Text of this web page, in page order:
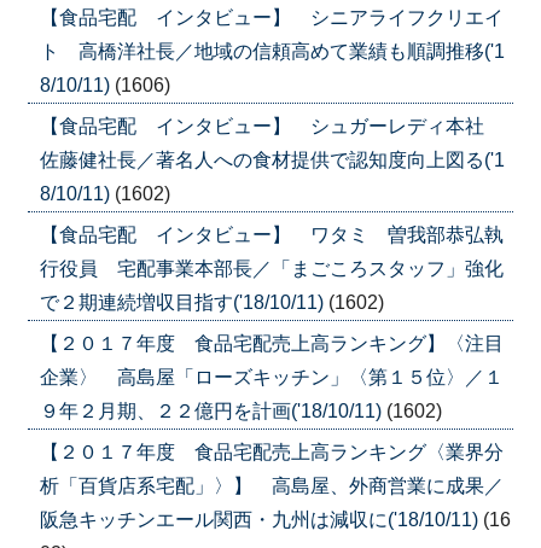
【食品宅配 インタビュー】 シニアライフクリエイ
ト 高橋洋社長／地域の信頼高めて業績も順調推移('1
8/10/11) (1606)
【食品宅配 インタビュー】 シュガーレディ本社
佐藤健社長／著名人への食材提供で認知度向上図る('1
8/10/11) (1602)
【食品宅配 インタビュー】 ワタミ 曽我部恭弘執
行役員 宅配事業本部長／「まごころスタッフ」強化
で２期連続増収目指す('18/10/11) (1602)
【２０１７年度 食品宅配売上高ランキング】〈注目
企業〉 高島屋「ローズキッチン」〈第１５位〉／１
９年２月期、２２億円を計画('18/10/11) (1602)
【２０１７年度 食品宅配売上高ランキング〈業界分
析「百貨店系宅配」〉】 高島屋、外商営業に成果／
阪急キッチンエール関西・九州は減収に('18/10/11) (16